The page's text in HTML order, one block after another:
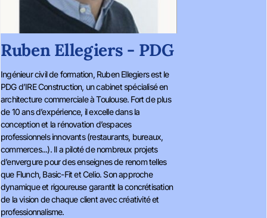
Ruben Ellegiers - PDG
Ingénieur civil de formation, Ruben Ellegiers est le
PDG d’IRE Construction, un cabinet spécialisé en
architecture commerciale à Toulouse. Fort de plus
de 10 ans d’expérience, il excelle dans la
conception et la rénovation d’espaces
professionnels innovants (restaurants, bureaux,
commerces...). Il a piloté de nombreux projets
d’envergure pour des enseignes de renom telles
que Flunch, Basic-Fit et Celio. Son approche
dynamique et rigoureuse garantit la concrétisation
de la vision de chaque client avec créativité et
professionnalisme.